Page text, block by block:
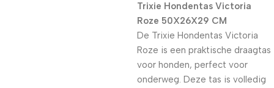
Trixie Hondentas Victoria
Roze 50X26X29 CM
De Trixie Hondentas Victoria
Roze is een praktische draagtas
voor honden, perfect voor
onderweg. Deze tas is volledig